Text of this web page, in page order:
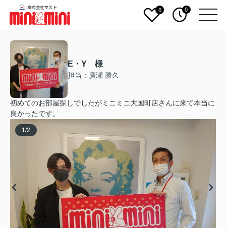
0 0
E・Y 様
担当：廣瀬 勝久
初めてのお部屋探しでしたがミニミニ大国町店さんに来て本当に
良かったです。
1 /2